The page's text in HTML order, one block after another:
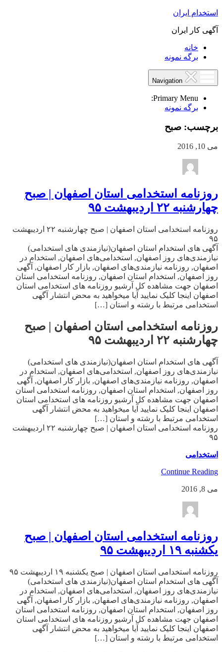
استخدام ایران
آگهی کار ایران
خانه
برگه نمونه
Primary Menu:
برگه نمونه
برچسب: صبح
می 10, 2016
روزنامه استخدامی استان اصفهان | صبح
چهارشنبه ۲۲ اردیبهشت ۹۵
روزنامه استخدامی استان اصفهان | صبح چهارشنبه ۲۲ اردیبهشت
۹۵
آگهی های استخدام استان اصفهان(نیازمندی های استخدامی)
نیازمندی‌های روز اصفهان, استخدامی‌های اصفهان, استخدام در
اصفهان, روزنامه نیازمندی‌های اصفهان, بازار کار اصفهان, آگهی
روز اصفهان, استخدام استان اصفهان, روزنامه استخدامی استان
اصفهان جهت مشاهده کل آرشیو روزنامه های استخدامی استان
اصفهان اینجا کلیک نمایید آیا میخواهید به محض انتشار آگهی
استخدامی مرتبط با رشته و استان […]
روزنامه استخدامی استان اصفهان | صبح
چهارشنبه ۲۲ اردیبهشت ۹۵
آگهی های استخدام استان اصفهان(نیازمندی های استخدامی)
نیازمندی‌های روز اصفهان, استخدامی‌های اصفهان, استخدام در
اصفهان, روزنامه نیازمندی‌های اصفهان, بازار کار اصفهان, آگهی
روز اصفهان, استخدام استان اصفهان, روزنامه استخدامی استان
اصفهان جهت مشاهده کل آرشیو روزنامه های استخدامی استان
اصفهان اینجا کلیک نمایید آیا میخواهید به محض انتشار آگهی
استخدامی مرتبط با رشته و استان […]
روزنامه استخدامی استان اصفهان | صبح چهارشنبه ۲۲ اردیبهشت
۹۵
استخدامی
Continue Reading
می 8, 2016
روزنامه استخدامی استان اصفهان | صبح
یکشنبه ۱۹ اردیبهشت ۹۵
روزنامه استخدامی استان اصفهان | صبح یکشنبه ۱۹ اردیبهشت ۹۵
آگهی های استخدام استان اصفهان(نیازمندی های استخدامی)
نیازمندی‌های روز اصفهان, استخدامی‌های اصفهان, استخدام در
اصفهان, روزنامه نیازمندی‌های اصفهان, بازار کار اصفهان, آگهی
روز اصفهان, استخدام استان اصفهان, روزنامه استخدامی استان
اصفهان جهت مشاهده کل آرشیو روزنامه های استخدامی استان
اصفهان اینجا کلیک نمایید آیا میخواهید به محض انتشار آگهی
استخدامی مرتبط با رشته و استان […]